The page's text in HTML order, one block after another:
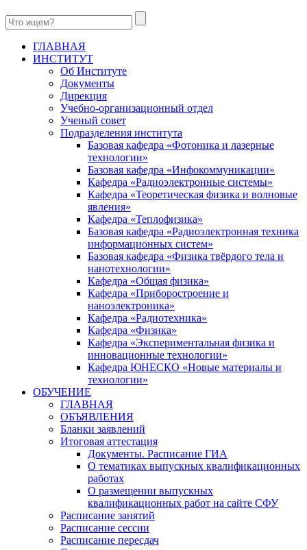
ГЛАВНАЯ
ИНСТИТУТ
Об Институте
Документы
Дирекция
Учебно-организационный отдел
Ученый совет
Подразделения института
Базовая кафедра «Фотоника и лазерные
технологии»
Базовая кафедра «Инфокоммуникации»
Кафедра «Радиоэлектронные системы»
Кафедра «Теоретическая физика и волновые
явления»
Кафедра «Теплофизика»
Базовая кафедра «Радиоэлектронная техника
информационных систем»
Базовая кафедра «Физика твёрдого тела и
нанотехнологии»
Кафедра «Общая физика»
Кафедра «Приборостроение и
наноэлектроника»
Кафедра «Радиотехника»
Кафедра «Физика»
Кафедра «Экспериментальная физика и
инновационные технологии»
Кафедра ЮНЕСКО «Новые материалы и
технологии»
ОБУЧЕНИЕ
ГЛАВНАЯ
ОБЪЯВЛЕНИЯ
Бланки заявлений
Итоговая аттестация
Документы. Расписание ГИА
О тематиках выпускных квалификационных
работах
О размещении выпускных
квалификационных работ на сайте СФУ
Расписание занятий
Расписание сессии
Расписание пересдач